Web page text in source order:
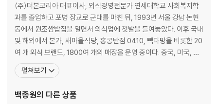
★전구 발골 및 분할
전구 부위의 이해
갈비
목심살
앞다리살
항정살
부채살
(주)더본코리아 대표이사, 외식경영전문가 연세대학교 사회복지학
과를 졸업하고 포병 장교로 군대를 마친 뒤, 1993년 서울 강남 논현
동에서 원조쌈밥집을 열면서 외식업에 첫발을 들여놓았다. 이후 국내
및 해외에서 본가, 새마을식당, 홍콩반점 0410, 빽다방을 비롯한 20
여 개 외식 브랜드, 1800여 개의 매장을 운영 중이다. 중국, 미국, 일
본, 호주, 싱가포르, 인도네시아, 말레이시아, 필리핀, 캄보디아, 베트
남, 태국에도 진출해 한식을 세계에 널리 알리는 일에 힘쓰고 있다. 음
늘도 사람들이 좀 더 쉽고
펼쳐보기
백종원의 다른 상품